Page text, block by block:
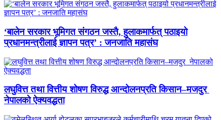
‘बालेन सरकार भूमिगत संगठन जस्तै, हुलाकमार्फत् पठाइयो
प्रधानमन्त्रीलाई ज्ञापन पत्र’ : जनजाति महासंघ
लघुवित्त तथा वित्तीय शोषण विरुद्ध आन्दोलनप्रति किसान–मजदुर
नेपालको ऐक्यवद्धता